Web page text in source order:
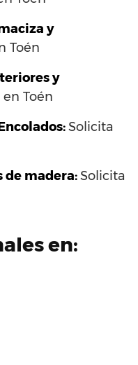
y
Toén
y
Toén
Solicita
de madera:Solicita
en: